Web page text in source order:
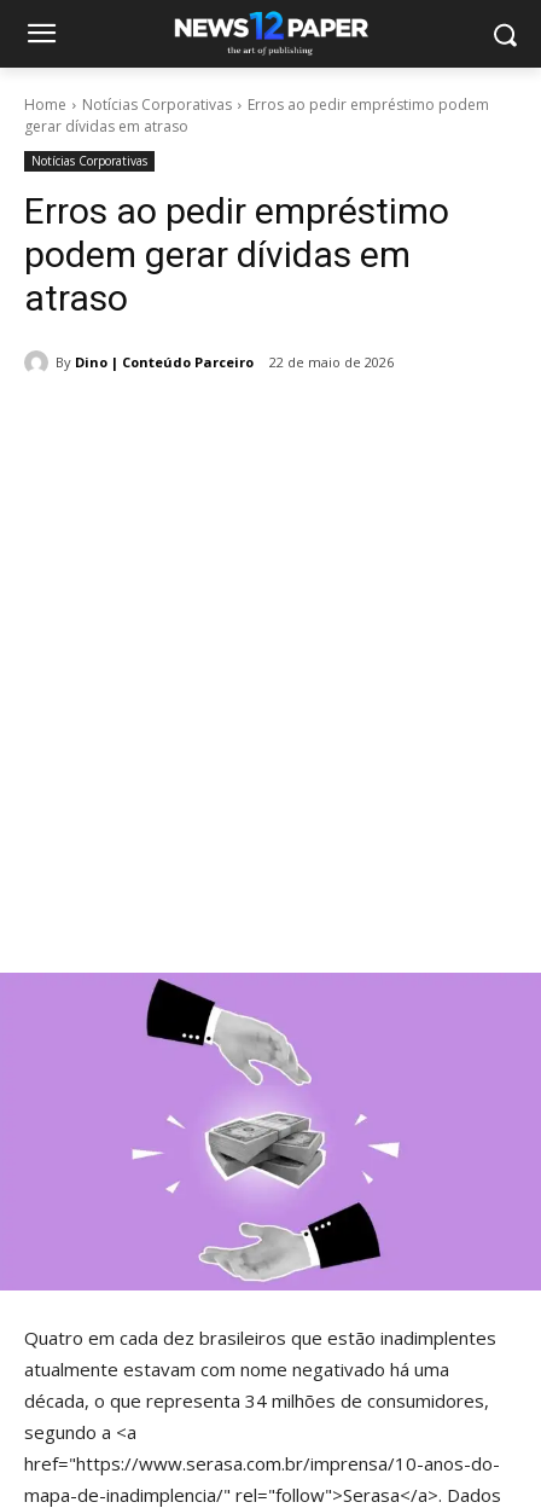
Home Notícias Corporativas
Erros ao pedir empréstimo podem
gerar dívidas em atraso
Notícias Corporativas
Erros ao pedir empréstimo
podem gerar dívidas em
atraso
By Dino | Conteúdo Parceiro 22 de maio de 2026
Quatro em cada dez brasileiros que estão inadimplentes
atualmente estavam com nome negativado há uma
década, o que representa 34 milhões de consumidores,
segundo a <a
href="https://www.serasa.com.br/imprensa/10-anos-do-
mapa-de-inadimplencia/" rel="follow">Serasa</a>. Dados